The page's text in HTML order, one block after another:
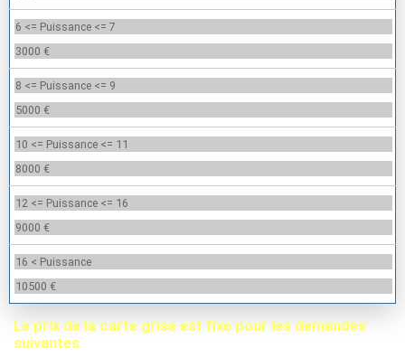
6 <= Puissance <= 7
3000 €
8 <= Puissance <= 9
5000 €
10 <= Puissance <= 11
8000 €
12 <= Puissance <= 16
9000 €
16 < Puissance
10500 €
Le prix de la carte grise est fixe pour les demandes
suivantes